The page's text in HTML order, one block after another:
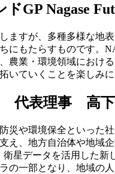
GP Nagase
ますが、多種多様な地
にもたらすものです。
農業・環境領域におけ
いていくことを楽しみに
代表理事 高下
災や環境保全といった
え、地方自治体や地域
星データを活用した
の一部となり、地域の